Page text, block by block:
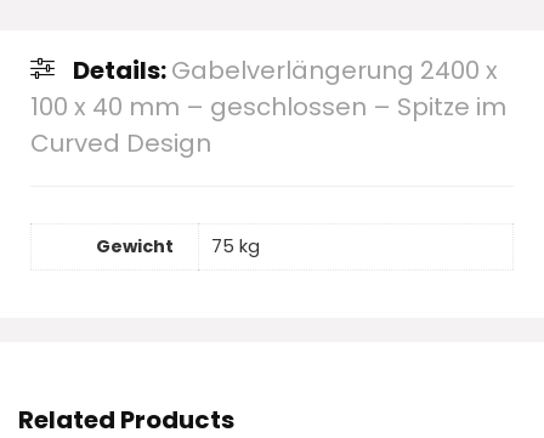
Details:Gabelverlängerung 2400 x
100 x 40 mm – geschlossen – Spitze im
Curved Design
Gewicht 75 kg
Related Products